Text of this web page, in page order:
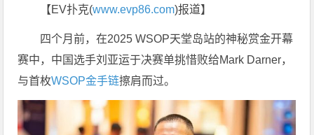
【EV扑克(www.evp86.com)报道】
四个月前，在2025 WSOP天堂岛站的神秘赏金开幕
赛中，中国选手刘亚运于决赛单挑惜败给Mark Darner，
与首枚WSOP金手链擦肩而过。